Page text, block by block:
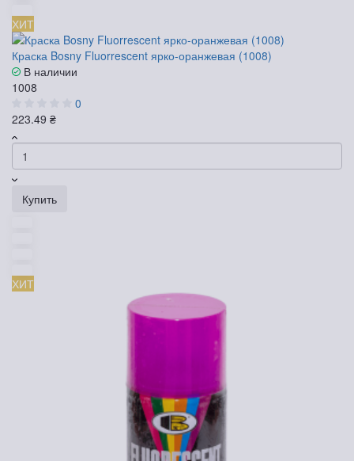
ХИТ
Краска Bosny Fluorrescent ярко-оранжевая (1008)
В наличии
1008
0
223.49 ₴
Купить
ХИТ